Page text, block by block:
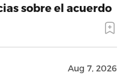
sobre el acuerdo
Aug 7, 2026